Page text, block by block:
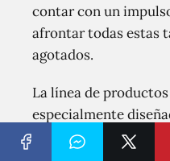
contar con un
afrontar todas estas
agotados.
La línea de
especialmente
navideña, contiene